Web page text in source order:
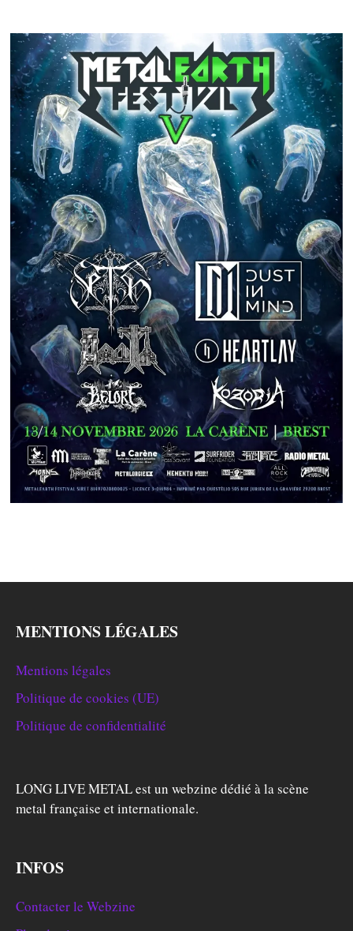
MENTIONS LÉGALES
Mentions légales
Politique de cookies (UE)
Politique de confidentialité
LONG LIVE METAL est un webzine dédié à la scène
metal française et internationale.
INFOS
Contacter le Webzine